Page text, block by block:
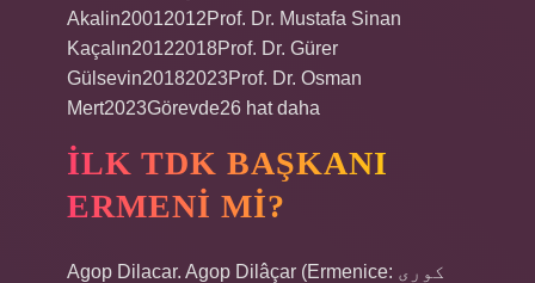
Akalin20012012Prof. Dr. Mustafa Sinan
Kaçalın20122018Prof. Dr. Gürer
Gülsevin20182023Prof. Dr. Osman
Mert2023Görevde26 hat daha
İLK TDK BAŞKANI
ERMENI MI?
Agop Dilacar. Agop Dilâçar (Ermenice: کوری